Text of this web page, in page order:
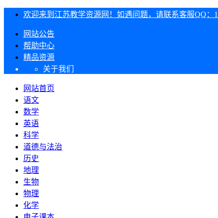
欢迎来到江苏教学资源网！如遇问题，请联系客服QQ：
网站公告
帮助中心
精品资源
关于我们
网站首页
语文
数学
英语
科学
道德与法治
历史
地理
生物
物理
化学